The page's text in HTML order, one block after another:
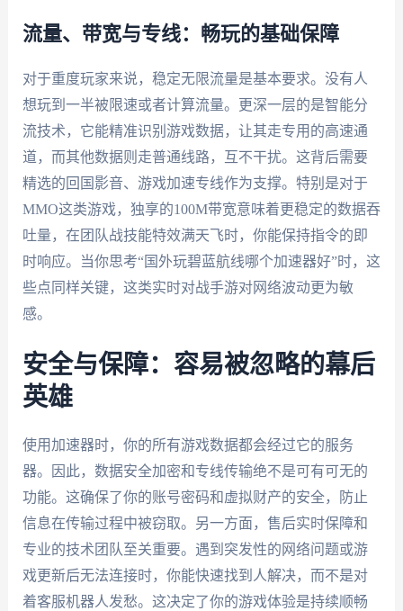
流量、带宽与专线：畅玩的基础保障
对于重度玩家来说，稳定无限流量是基本要求。没有人
想玩到一半被限速或者计算流量。更深一层的是智能分
流技术，它能精准识别游戏数据，让其走专用的高速通
道，而其他数据则走普通线路，互不干扰。这背后需要
精选的回国影音、游戏加速专线作为支撑。特别是对于
MMO这类游戏，独享的100M带宽意味着更稳定的数据吞
吐量，在团队战技能特效满天飞时，你能保持指令的即
时响应。当你思考“国外玩碧蓝航线哪个加速器好”时，这
些点同样关键，这类实时对战手游对网络波动更为敏
感。
安全与保障：容易被忽略的幕后
英雄
使用加速器时，你的所有游戏数据都会经过它的服务
器。因此，数据安全加密和专线传输绝不是可有可无的
功能。这确保了你的账号密码和虚拟财产的安全，防止
信息在传输过程中被窃取。另一方面，售后实时保障和
专业的技术团队至关重要。遇到突发性的网络问题或游
戏更新后无法连接时，你能快速找到人解决，而不是对
着客服机器人发愁。这决定了你的游戏体验是持续顺畅